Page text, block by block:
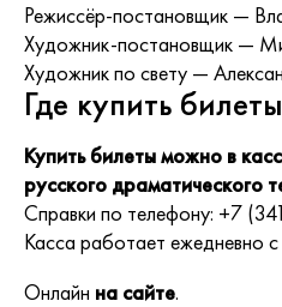
Режиссёр-постановщик —
Художник-постановщик —
Художник по свету —
Где купить билеты
Купить билеты можно в
русского драматического
Справки по телефону: +7
Касса работает ежедневно
Онлайн на сайте.